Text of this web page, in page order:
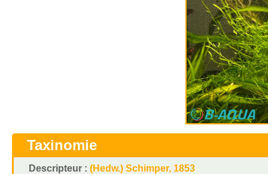
Taxinomie
Descripteur : (Hedw.) Schimper, 1853